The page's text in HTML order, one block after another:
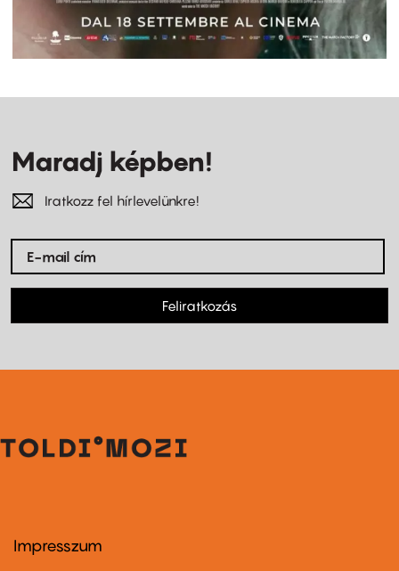
Maradj képben!
Iratkozz fel hírlevelünkre!
Feliratkozás
Footer
Impresszum